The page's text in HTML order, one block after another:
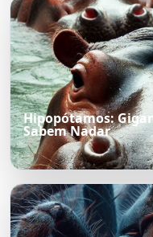
Hipopótamos:
Sabem Nadar